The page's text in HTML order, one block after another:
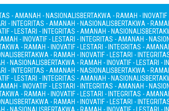
- AMANAH - NASIONALISBERTAKWA - RAMAH -
- INTEGRITAS - AMANAH - NASIONALISBERTAKWA -
- LESTARI - INTEGRITAS - AMANAH - NASIONALIS
- INOVATIF - LESTARI - INTEGRITAS - AMANAH -
- RAMAH - INOVATIF - LESTARI - INTEGRITAS -
BERTAKWA - RAMAH - INOVATIF - LESTARI -
- NASIONALISBERTAKWA - RAMAH - INOVATIF - LESTARI -
- INTEGRITAS - AMANAH - NASIONALISBERTAKWA -
- LESTARI - INTEGRITAS - AMANAH - NASIONALIS
- INOVATIF - LESTARI - INTEGRITAS - AMANAH -
- RAMAH - INOVATIF - LESTARI - INTEGRITAS -
BERTAKWA - RAMAH - INOVATIF - LESTARI -